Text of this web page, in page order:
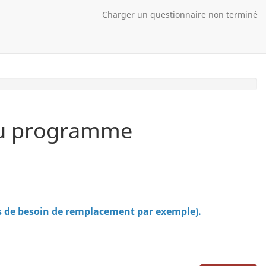
Charger un questionnaire non terminé
programme
besoin de remplacement par exemple).